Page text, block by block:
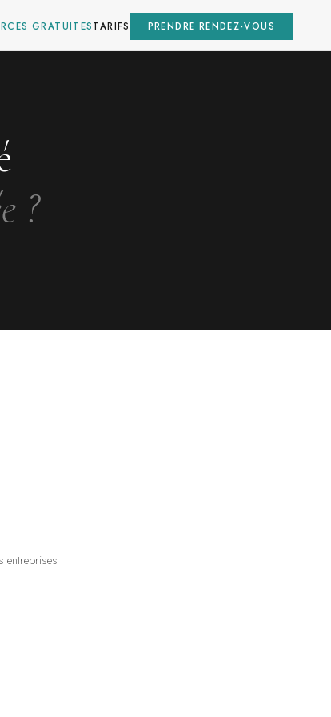
GRATUITESTARIFS PRENDRE RENDEZ-VOUS
?
entreprises